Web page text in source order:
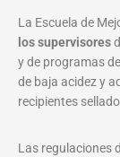
La Escuela de
los supervisores
y de programas
de baja acidez y
recipientes
Las regulaciones